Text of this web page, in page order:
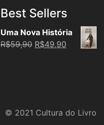
Best Sellers
Uma Nova História
R$59,90 Original
R$49,90 Current
© 2021 Cultura do Livro